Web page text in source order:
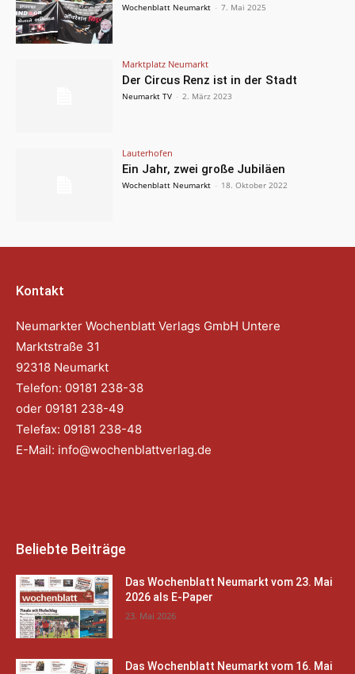
Wochenblatt Neumarkt - 7. Mai 2025
Marktplatz Neumarkt
Der Circus Renz ist in der Stadt
Neumarkt TV - 2. März 2023
Lauterhofen
Ein Jahr, zwei große Jubiläen
Wochenblatt Neumarkt - 18. Oktober 2022
Kontakt
Neumarkter Wochenblatt Verlags GmbH Untere
Marktstraße 31
92318 Neumarkt
Telefon: 09181 238-38
oder 09181 238-49
Telefax: 09181 238-48
E-Mail: info@wochenblattverlag.de
Beliebte Beiträge
Das Wochenblatt Neumarkt vom 23. Mai
2026 als E-Paper
23. Mai 2026
Das Wochenblatt Neumarkt vom 16. Mai